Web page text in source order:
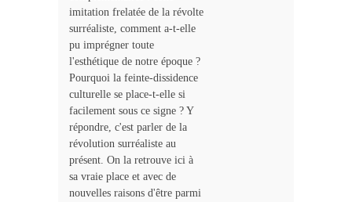
imitation frelatée de la révolte
surréaliste, comment a-t-elle
pu imprégner toute
l'esthétique de notre époque ?
Pourquoi la feinte-dissidence
culturelle se place-t-elle si
facilement sous ce signe ? Y
répondre, c'est parler de la
révolution surréaliste au
présent. On la retrouve ici à
sa vraie place et avec de
nouvelles raisons d'être parmi